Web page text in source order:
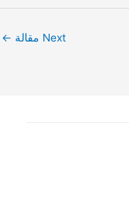
Next مقالة ←